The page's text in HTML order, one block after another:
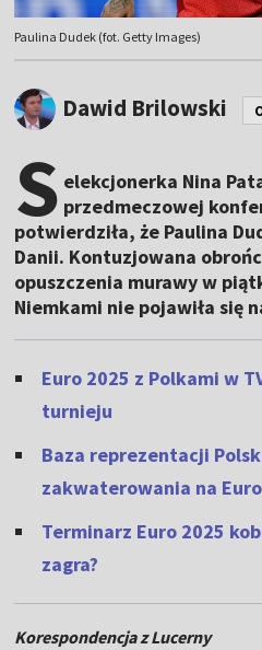
Paulina Dudek (fot. Getty Images)
Dawid Brilowski
S elekcjonerka Nina
przedmeczowej
potwierdziła, że Paulina
Danii. Kontuzjowana
opuszczenia murawy w
Niemkami nie pojawiła się
Euro 2025 z Polkami w
turnieju
Baza reprezentacji
zakwaterowania na
Terminarz Euro 2025
zagra?
Korespondencja z Lucerny